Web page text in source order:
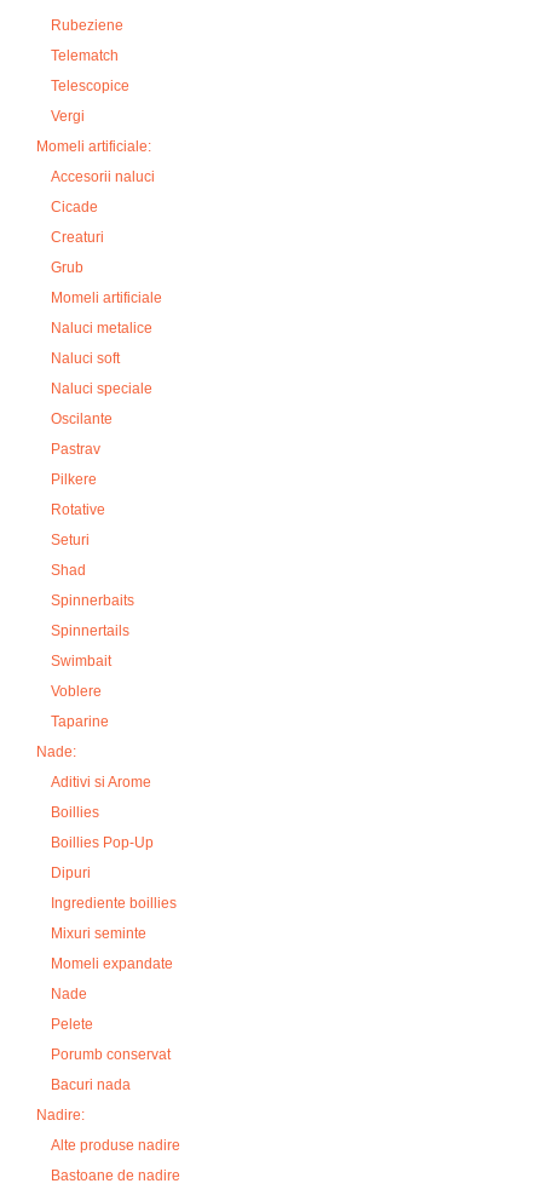
Rubeziene
Telematch
Telescopice
Vergi
Momeli artificiale:
Accesorii naluci
Cicade
Creaturi
Grub
Momeli artificiale
Naluci metalice
Naluci soft
Naluci speciale
Oscilante
Pastrav
Pilkere
Rotative
Seturi
Shad
Spinnerbaits
Spinnertails
Swimbait
Voblere
Taparine
Nade:
Aditivi si Arome
Boillies
Boillies Pop-Up
Dipuri
Ingrediente boillies
Mixuri seminte
Momeli expandate
Nade
Pelete
Porumb conservat
Bacuri nada
Nadire:
Alte produse nadire
Bastoane de nadire